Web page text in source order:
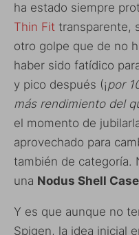
ha estado siempre
Thin Fit transparente,
otro golpe que de no
haber sido fatídico
y pico después (¡por
más rendimiento del
el momento de
aprovechado para
también de categoría.
una Nodus Shell Case
Y es que aunque no
Spigen, la idea inicial